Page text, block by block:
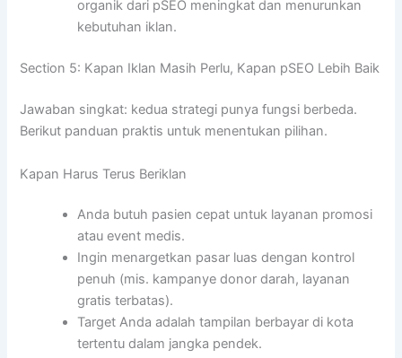
organik dari pSEO meningkat dan menurunkan
kebutuhan iklan.
Section 5: Kapan Iklan Masih Perlu, Kapan pSEO Lebih Baik
Jawaban singkat: kedua strategi punya fungsi berbeda.
Berikut panduan praktis untuk menentukan pilihan.
Kapan Harus Terus Beriklan
Anda butuh pasien cepat untuk layanan promosi
atau event medis.
Ingin menargetkan pasar luas dengan kontrol
penuh (mis. kampanye donor darah, layanan
gratis terbatas).
Target Anda adalah tampilan berbayar di kota
tertentu dalam jangka pendek.